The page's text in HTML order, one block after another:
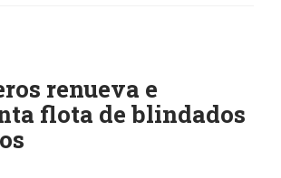
renueva e
flota de blindados